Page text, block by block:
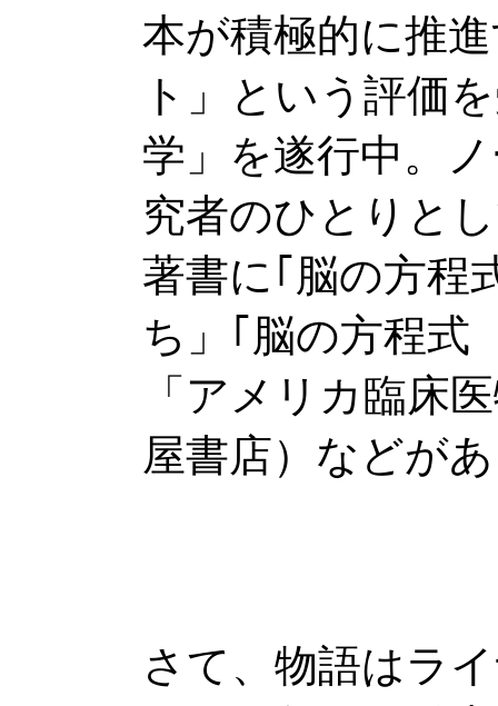
本が積極的に推
ト」という評価
学」を遂行中。
究者のひとりと
著書に｢脳の方
ち」｢脳の方程
「アメリカ臨床
屋書店）などが
さて、物語はラ